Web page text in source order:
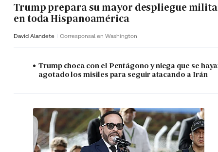
Trump prepara su mayor despliegue
en toda Hispanoamérica
David Alandete Corresponsal en Washington
Trump choca con el Pentágono y niega que se
agotado los misiles para seguir atacando a Irán